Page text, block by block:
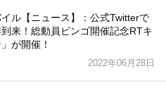
ル【ニュース】：公式Twitterで
到来！総動員ビンゴ開催記念RTキ
が開催！
2022年06月28日